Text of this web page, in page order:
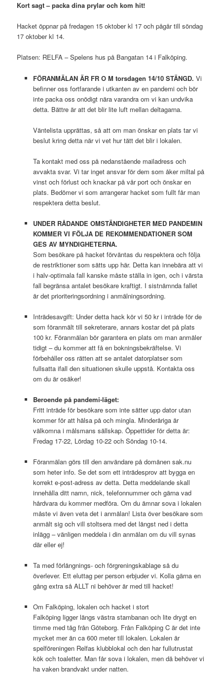
Kort sagt – packa dina prylar och kom hit!
Hacket öppnar på fredagen 15 oktober kl 17 och pågår till söndag
17 oktober kl 14.
Platsen: RELFA – Spelens hus på Bangatan 14 i Falköping.
FÖRANMÄLAN ÄR FR O M torsdagen 14/10 STÄNGD. Vi
befinner oss fortfarande i utkanten av en pandemi och bör
inte packa oss onödigt nära varandra om vi kan undvika
detta. Bättre är att det blir lite luft mellan deltagarna.
Väntelista upprättas, så att om man önskar en plats tar vi
beslut kring detta när vi vet hur tätt det blir i lokalen.
Ta kontakt med oss på nedanstående mailadress och
avvakta svar. Vi tar inget ansvar för dem som åker miltal på
vinst och förlust och knackar på vår port och önskar en
plats. Bedömer vi som arrangerar hacket som fullt får man
respektera detta beslut.
UNDER RÅDANDE OMSTÄNDIGHETER MED PANDEMIN
KOMMER VI FÖLJA DE REKOMMENDATIONER SOM
GES AV MYNDIGHETERNA.
Som besökare på hacket förväntas du respektera och följa
de restriktioner som sätts upp här. Detta kan innebära att vi
i halv-optimala fall kanske måste ställa in igen, och i värsta
fall begränsa antalet besökare kraftigt. I sistnämnda fallet
är det prioriteringsordning i anmälningsordning.
Inträdesavgift: Under detta hack kör vi 50 kr i inträde för de
som föranmält till sekreterare, annars kostar det på plats
100 kr. Föranmälan bör garantera en plats om man anmäler
tidigt – du kommer att få en bokningsbekräftelse. Vi
förbehåller oss rätten att se antalet datorplatser som
fullsatta ifall den situationen skulle uppstå. Kontakta oss
om du är osäker!
Beroende på pandemi-läget:
Fritt inträde för besökare som inte sätter upp dator utan
kommer för att hälsa på och mingla. Minderåriga är
välkomna i målsmans sällskap. Öppettider för detta är:
Fredag 17-22, Lördag 10-22 och Söndag 10-14.
Föranmälan görs till den användare på domänen sak.nu
som heter info. Se det som ett inträdesprov att bygga en
korrekt e-post-adress av detta. Detta meddelande skall
innehålla ditt namn, nick, telefonnummer och gärna vad
hårdvara du kommer medföra. Om du ämnar sova i lokalen
måste vi även veta det i anmälan! Lista över besökare som
anmält sig och vill stoltsera med det längst ned i detta
inlägg – vänligen meddela i din anmälan om du vill synas
där eller ej!
Ta med förlängnings- och förgreningskablage så du
överlever. Ett eluttag per person erbjuder vi. Kolla gärna en
gång extra så ALLT ni behöver är med till hacket!
Om Falköping, lokalen och hacket i stort
Falköping ligger längs västra stambanan och lite drygt en
timme med tåg från Göteborg. Från Falköping C är det inte
mycket mer än ca 600 meter till lokalen. Lokalen är
spelföreningen Relfas klubblokal och den har fullutrustat
kök och toaletter. Man får sova i lokalen, men då behöver vi
ha vaken brandvakt under natten.